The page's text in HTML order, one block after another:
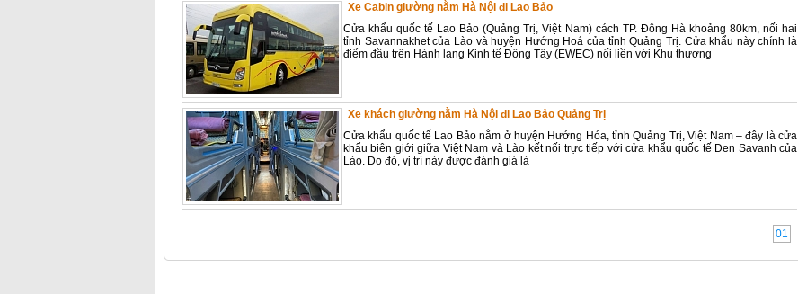
Xe Cabin giường nằm Hà Nội đi Lao Bảo
Cửa khẩu quốc tế Lao Bảo (Quảng Trị, Việt Nam) cách TP. Đông Hà khoảng 80km, nối hai
tỉnh Savannakhet của Lào và huyện Hướng Hoá của tỉnh Quảng Trị. Cửa khẩu này chính là
điểm đầu trên Hành lang Kinh tế Đông Tây (EWEC) nối liền với Khu thương
Xe khách giường nằm Hà Nội đi Lao Bảo Quảng Trị
Cửa khẩu quốc tế Lao Bảo nằm ở huyện Hướng Hóa, tỉnh Quảng Trị, Việt Nam – đây là cửa
khẩu biên giới giữa Việt Nam và Lào kết nối trực tiếp với cửa khẩu quốc tế Den Savanh của
Lào. Do đó, vị trí này được đánh giá là
01